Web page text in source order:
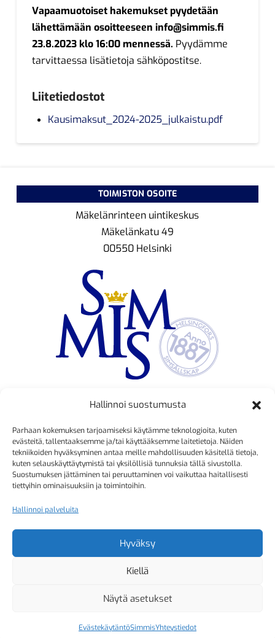
Hallinnoi suostumusta
Parhaan kokemuksen tarjoamiseksi käytämme teknologioita, kuten
evästeitä, tallentaaksemme ja/tai käyttääksemme laitetietoja. Näiden
tekniikoiden hyväksyminen antaa meille mahdollisuuden käsitellä tietoja,
kuten selauskäyttäytymistä tai yksilöllisiä tunnuksia tällä sivustolla.
Suostumuksen jättäminen tai peruuttaminen voi vaikuttaa haitallisesti
tiettyihin ominaisuuksiin ja toimintoihin.
Hallinnoi palveluita
Hyväksy
Kiellä
Näytä asetukset
EvästekäytäntöSimmisYhteystiedot
Vapaamuotoiset hakemukset pyydetään
lähettämään osoitteeseen info@simmis.fi
23.8.2023 klo 16:00 mennessä. Pyydämme
tarvittaessa lisätietoja sähköpostitse.
Liitetiedostot
Kausimaksut_2024-2025_julkaistu.pdf
TOIMISTON OSOITE
Mäkelänrinteen uintikeskus
Mäkelänkatu 49
00550 Helsinki
Kristiina Mäkinen
040 725 3186
kristiina.makinen@simmis.fi
Kyselyt ja muut yhteydenotot
sähköpostitse:
kurssitoiminta@simmis.fi
Copyright 2026 Helsingfors Simsällskap